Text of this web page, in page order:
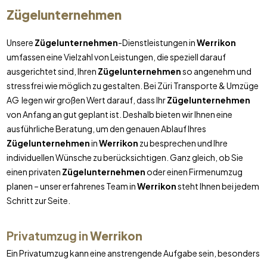
Zügelunternehmen
Unsere Zügelunternehmen-Dienstleistungen inWerrikon
umfassen eine Vielzahl von Leistungen, die speziell darauf
ausgerichtet sind, Ihren Zügelunternehmenso angenehm und
stressfrei wie möglich zu gestalten. Bei Züri Transporte & Umzüge
AG legen wir großen Wert darauf, dass IhrZügelunternehmen
von Anfang an gut geplant ist. Deshalb bieten wir Ihnen eine
ausführliche Beratung, um den genauen Ablauf Ihres
ZügelunternehmeninWerrikon zu besprechen und Ihre
individuellen Wünsche zu berücksichtigen. Ganz gleich, ob Sie
einen privaten Zügelunternehmenoder einen Firmenumzug
planen – unser erfahrenes Team inWerrikonsteht Ihnen bei jedem
Schritt zur Seite.
Privatumzug inWerrikon
Ein Privatumzug kann eine anstrengende Aufgabe sein, besonders